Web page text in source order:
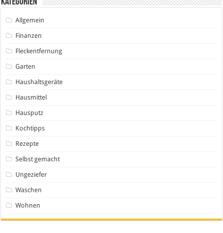
Kategorien
Allgemein
Finanzen
Fleckentfernung
Garten
Haushaltsgeräte
Hausmittel
Hausputz
Kochtipps
Rezepte
Selbst gemacht
Ungeziefer
Waschen
Wohnen